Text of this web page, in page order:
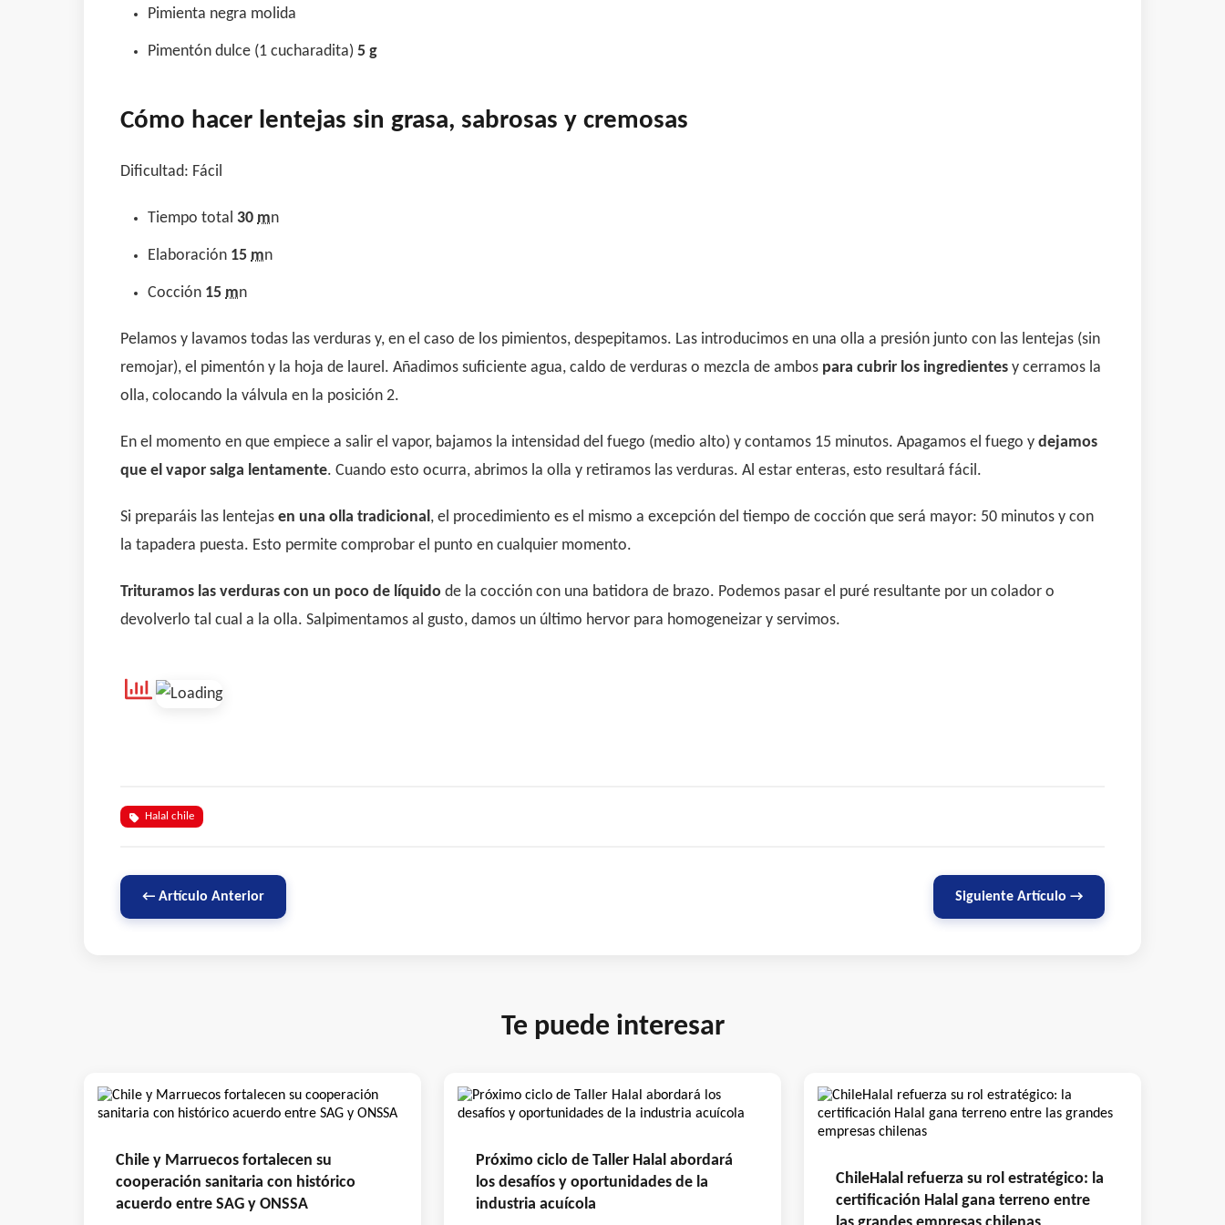
Pimienta negra molida
Pimentón dulce (1 cucharadita) 5 g
Cómo hacer lentejas sin grasa, sabrosas y cremosas
Dificultad: Fácil
Tiempo total 30 mn
Elaboración 15 mn
Cocción 15 mn
Pelamos y lavamos todas las verduras y, en el caso de los pimientos, despepitamos. Las introducimos en una olla a presión junto con las lentejas (sin
remojar), el pimentón y la hoja de laurel. Añadimos suficiente agua, caldo de verduras o mezcla de ambos para cubrir los ingredientes y cerramos la
olla, colocando la válvula en la posición 2.
En el momento en que empiece a salir el vapor, bajamos la intensidad del fuego (medio alto) y contamos 15 minutos. Apagamos el fuego y dejamos
que el vapor salga lentamente. Cuando esto ocurra, abrimos la olla y retiramos las verduras. Al estar enteras, esto resultará fácil.
Si preparáis las lentejas en una olla tradicional , el procedimiento es el mismo a excepción del tiempo de cocción que será mayor: 50 minutos y con
la tapadera puesta. Esto permite comprobar el punto en cualquier momento.
Trituramos las verduras con un poco de líquido de la cocción con una batidora de brazo. Podemos pasar el puré resultante por un colador o
devolverlo tal cual a la olla. Salpimentamos al gusto, damos un último hervor para homogeneizar y servimos.
Halal chile
← Artículo Anterior Siguiente Artículo →
Te puede interesar
Chile y Marruecos fortalecen su
cooperación sanitaria con histórico
acuerdo entre SAG y ONSSA
Próximo ciclo de Taller Halal abordará
los desafíos y oportunidades de la
industria acuícola
ChileHalal refuerza su rol estratégico: la
certificación Halal gana terreno entre